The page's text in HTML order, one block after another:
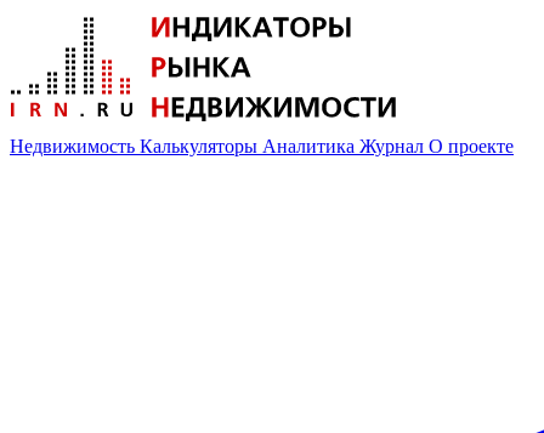
Недвижимость Калькуляторы Аналитика Журнал О проекте